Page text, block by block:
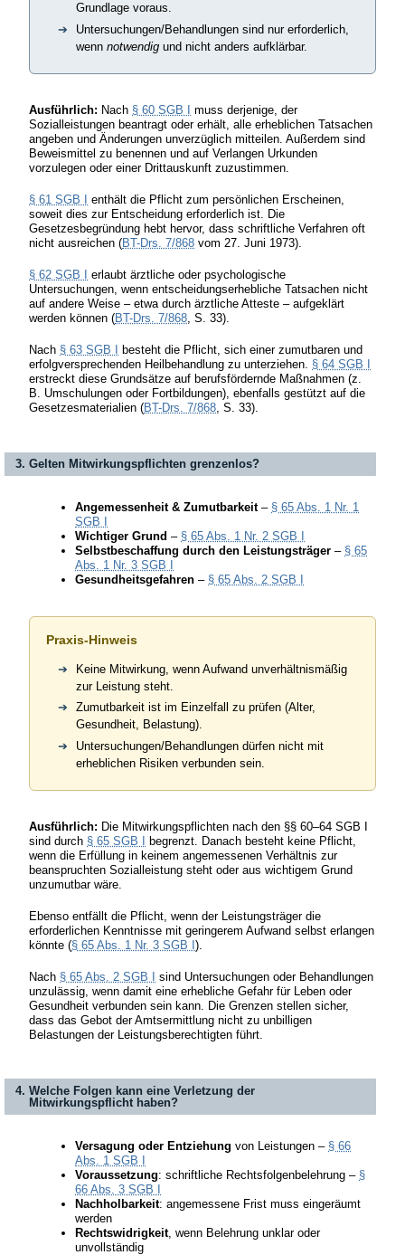
Grundlage voraus.
Untersuchungen/Behandlungen sind nur erforderlich,
wennnotwendig und nicht anders aufklärbar.
Ausführlich: Nach § 60 SGB I muss derjenige, der
Sozialleistungen beantragt oder erhält, alle erheblichen Tatsachen
angeben und Änderungen unverzüglich mitteilen. Außerdem sind
Beweismittel zu benennen und auf Verlangen Urkunden
vorzulegen oder einer Drittauskunft zuzustimmen.
§ 61 SGB I
enthält die Pflicht zum persönlichen Erscheinen,
soweit dies zur Entscheidung erforderlich ist. Die
Gesetzesbegründung hebt hervor, dass schriftliche Verfahren oft
nicht ausreichen (BT-Drs. 7/868 vom 27. Juni 1973).
§ 62 SGB I
erlaubt ärztliche oder psychologische
Untersuchungen, wenn entscheidungserhebliche Tatsachen nicht
auf andere Weise – etwa durch ärztliche Atteste – aufgeklärt
werden können (BT-Drs. 7/868, S. 33).
Nach § 63 SGB I
besteht die Pflicht, sich einer zumutbaren und
erfolgversprechenden Heilbehandlung zu unterziehen. § 64 SGB I
erstreckt diese Grundsätze auf berufsfördernde Maßnahmen (z.
B. Umschulungen oder Fortbildungen), ebenfalls gestützt auf die
Gesetzesmaterialien (BT-Drs. 7/868, S. 33).
3. Gelten Mitwirkungspflichten grenzenlos?
Angemessenheit & Zumutbarkeit– § 65 Abs. 1 Nr. 1
SGB I
Wichtiger Grund – § 65 Abs. 1 Nr. 2 SGB I
Selbstbeschaffung durch den Leistungsträger – § 65
Abs. 1 Nr. 3 SGB I
Gesundheitsgefahren – § 65 Abs. 2 SGB I
Praxis-Hinweis
Keine Mitwirkung, wenn Aufwand unverhältnismäßig
zur Leistung steht.
Zumutbarkeit ist im Einzelfall zu prüfen (Alter,
Gesundheit, Belastung).
Untersuchungen/Behandlungen dürfen nicht mit
erheblichen Risiken verbunden sein.
Ausführlich: Die Mitwirkungspflichten nach den §§ 60–64 SGB I
sind durch § 65 SGB I begrenzt. Danach besteht keine Pflicht,
wenn die Erfüllung in keinem angemessenen Verhältnis zur
beanspruchten Sozialleistung steht oder aus wichtigem Grund
unzumutbar wäre.
Ebenso entfällt die Pflicht, wenn der Leistungsträger die
erforderlichen Kenntnisse mit geringerem Aufwand selbst erlangen
könnte (§ 65 Abs. 1 Nr. 3 SGB I ).
Nach § 65 Abs. 2 SGB I
sind Untersuchungen oder Behandlungen
unzulässig, wenn damit eine erhebliche Gefahr für Leben oder
Gesundheit verbunden sein kann. Die Grenzen stellen sicher,
dass das Gebot der Amtsermittlung nicht zu unbilligen
Belastungen der Leistungsberechtigten führt.
4. Welche Folgen kann eine Verletzung der
Mitwirkungspflicht haben?
Versagung oder Entziehung von Leistungen – § 66
Abs. 1 SGB I
Voraussetzung: schriftliche Rechtsfolgenbelehrung – §
66 Abs. 3 SGB I
Nachholbarkeit: angemessene Frist muss eingeräumt
werden
Rechtswidrigkeit, wenn Belehrung unklar oder
unvollständig